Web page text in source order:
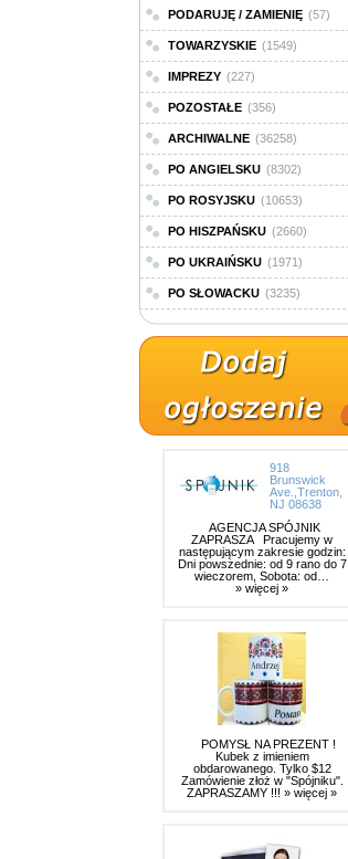
PODARUJĘ / ZAMIENIĘ (57)
TOWARZYSKIE (1549)
IMPREZY (227)
POZOSTAŁE (356)
ARCHIWALNE (36258)
PO ANGIELSKU (8302)
PO ROSYJSKU (10653)
PO HISZPAŃSKU (2660)
PO UKRAIŃSKU (1971)
PO SŁOWACKU (3235)
918
Brunswick
Ave.,Trenton,
NJ 08638
AGENCJA SPÓJNIK
ZAPRASZA Pracujemy w
następującym zakresie godzin:
Dni powszednie: od 9 rano do 7
wieczorem, Sobota: od…
» więcej »
POMYSŁ NA PREZENT !
Kubek z imieniem
obdarowanego. Tylko $12
Zamówienie złoż w "Spójniku".
ZAPRASZAMY !!! » więcej »